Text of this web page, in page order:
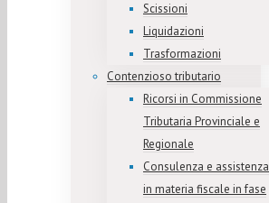
Scissioni
Liquidazioni
Trasformazioni
Contenzioso tributario
Ricorsi in Commissione
Tributaria Provinciale e
Regionale
Consulenza e assistenza
in materia fiscale in fase